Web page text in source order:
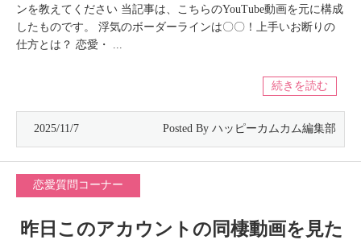
2025/11/7
ンを教えてください 当記事は、こちらのYouTube動画を元に構成
したものです。 浮気のボーダーラインは〇〇！上手いお断りの
仕方とは？ 恋愛・ ...
続きを読む
恋愛質問コーナー
昨日このアカウントの同棲動画を見た